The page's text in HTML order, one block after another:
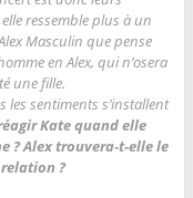
ressemble plus à un
Masculin que pense
en Alex, qui n’osera
une fille.
sentiments s’installent
Kate quand elle
? Alex trouvera-t-elle le
?